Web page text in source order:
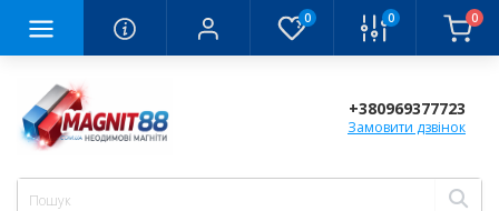
0 0 0
+380969377723
Замовити дзвінок